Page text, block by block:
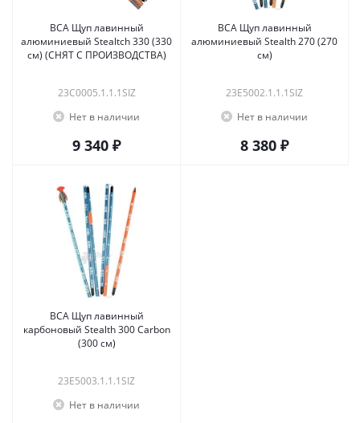
BCA Щуп лавинный
алюминиевый Stealtch 330 (330
см) (СНЯТ С ПРОИЗВОДСТВА)
23C0005.1.1.1SIZ
Нет в наличии
9 340 ₽
BCA Щуп лавинный
алюминиевый Stealth 270 (270
см)
23E5002.1.1.1SIZ
Нет в наличии
8 380 ₽
BCA Щуп лавинный
карбоновый Stealth 300 Carbon
(300 см)
23E5003.1.1.1SIZ
Нет в наличии